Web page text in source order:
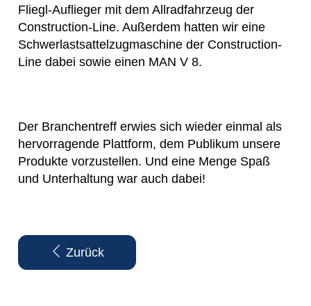
Fliegl-Auflieger mit dem Allradfahrzeug der
Construction-Line. Außerdem hatten wir eine
Schwerlastsattelzugmaschine der Construction-
Line dabei sowie einen MAN V 8.
Der Branchentreff erwies sich wieder einmal als
hervorragende Plattform, dem Publikum unsere
Produkte vorzustellen. Und eine Menge Spaß
und Unterhaltung war auch dabei!
Zurück